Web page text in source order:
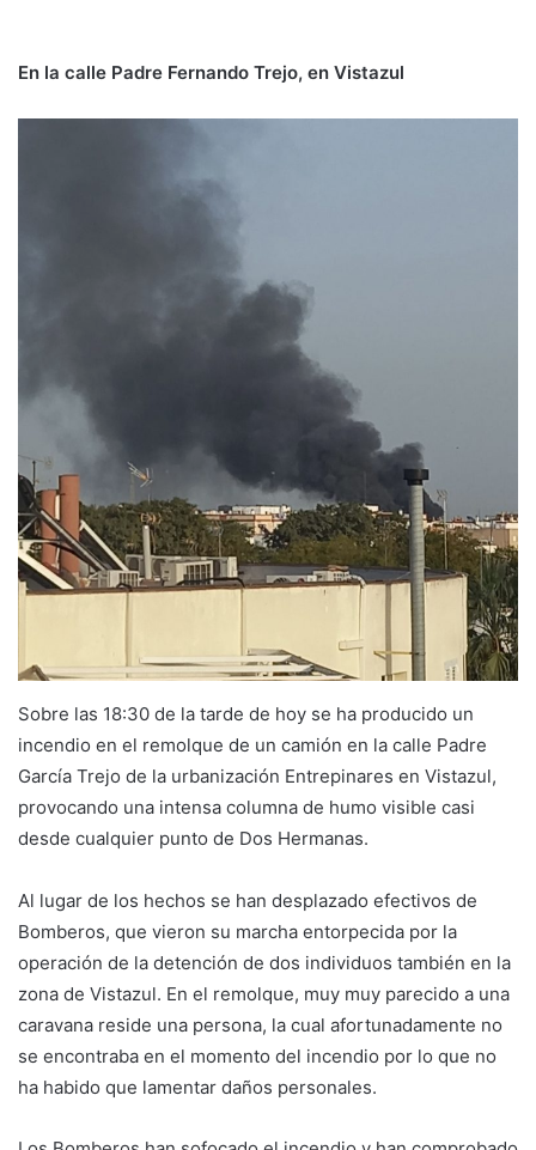
En la calle Padre Fernando Trejo, en Vistazul
Sobre las 18:30 de la tarde de hoy se ha producido un
incendio en el remolque de un camión en la calle Padre
García Trejo de la urbanización Entrepinares en Vistazul,
provocando una intensa columna de humo visible casi
desde cualquier punto de Dos Hermanas.
Al lugar de los hechos se han desplazado efectivos de
Bomberos, que vieron su marcha entorpecida por la
operación de la detención de dos individuos también en la
zona de Vistazul. En el remolque, muy muy parecido a una
caravana reside una persona, la cual afortunadamente no
se encontraba en el momento del incendio por lo que no
ha habido que lamentar daños personales.